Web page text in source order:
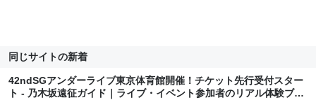
同じサイトの新着
42ndSGアンダーライブ東京体育館開催！チケット先行受付スター
ト - 乃木坂遠征ガイド｜ライブ・イベント参加者のリアル体験ブロ